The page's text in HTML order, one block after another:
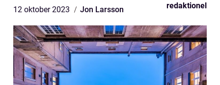
12 oktober 2023 Jon Larsson redaktionel